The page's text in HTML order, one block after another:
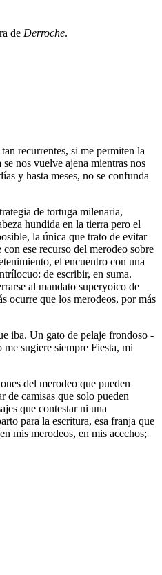
de Derroche.
recurrentes, si me permiten la
nos vuelve ajena mientras nos
y hasta meses, no se confunda
de tortuga milenaria,
hundida en la tierra pero el
la única que trato de evitar
ese recurso del merodeo sobre
el encuentro con una
de escribir, en suma.
al mandato superyoico de
ocurre que los merodeos, por más
iba. Un gato de pelaje frondoso -
sugiere siempre Fiesta, mi
del merodeo que pueden
de camisas que solo pueden
que contestar ni una
para la escritura, esa franja que
mis merodeos, en mis acechos;